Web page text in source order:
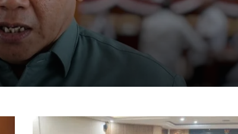
DPRD Samarinda Matangkan Raperda
TB dan HIV sebagai Payung Hukum
Penanganan Penyakit Menular
MBG Jadi Peluang Bagi UMKM, DPRD
Tindaklanjuti